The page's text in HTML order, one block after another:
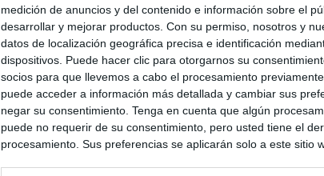
medición de anuncios y del contenido e información sobre el
desarrollar y mejorar productos. Con su permiso, nosotros y
datos de localización geográfica precisa e identificación
dispositivos. Puede hacer clic para otorgarnos su
socios para que llevemos a cabo el procesamiento
puede acceder a información más detallada y cambiar sus
negar su consentimiento. Tenga en cuenta que algún
puede no requerir de su consentimiento, pero usted tiene el
procesamiento. Sus preferencias se aplicarán solo a este sitio